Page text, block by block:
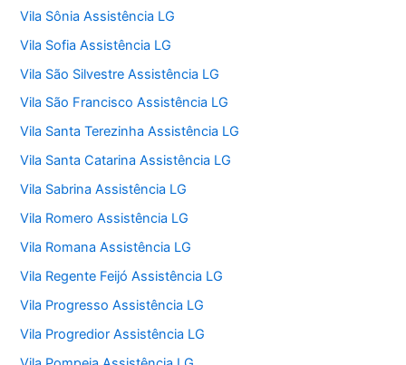
Vila Sônia Assistência LG
Vila Sofia Assistência LG
Vila São Silvestre Assistência LG
Vila São Francisco Assistência LG
Vila Santa Terezinha Assistência LG
Vila Santa Catarina Assistência LG
Vila Sabrina Assistência LG
Vila Romero Assistência LG
Vila Romana Assistência LG
Vila Regente Feijó Assistência LG
Vila Progresso Assistência LG
Vila Progredior Assistência LG